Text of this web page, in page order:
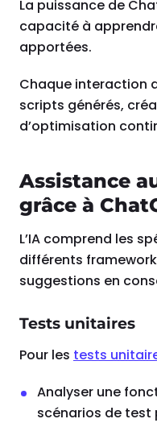
La puissance de
capacité à
apportées.
Chaque interaction
scripts générés,
d’optimisation
Assistance
grâce à
L’IA comprend les
différents
suggestions en
Tests unitaires
Pour les tests
Analyser une
scénarios de test